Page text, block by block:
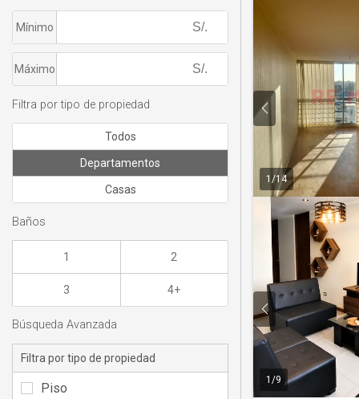
1 /14
1 /9
Mínimo
Máximo
Filtra por tipo de propiedad
Todos
Departamentos
Casas
Baños
1 2
3 4+
Búsqueda Avanzada
Filtra por tipo de propiedad
Piso